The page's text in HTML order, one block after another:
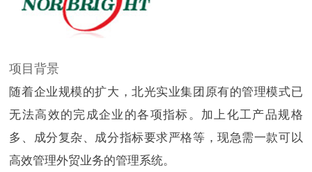
项目背景
随着企业规模的扩大，北光实业集团原有的管理模式已
无法高效的完成企业的各项指标。加上化工产品规格
多、成分复杂、成分指标要求严格等，现急需一款可以
高效管理外贸业务的管理系统。